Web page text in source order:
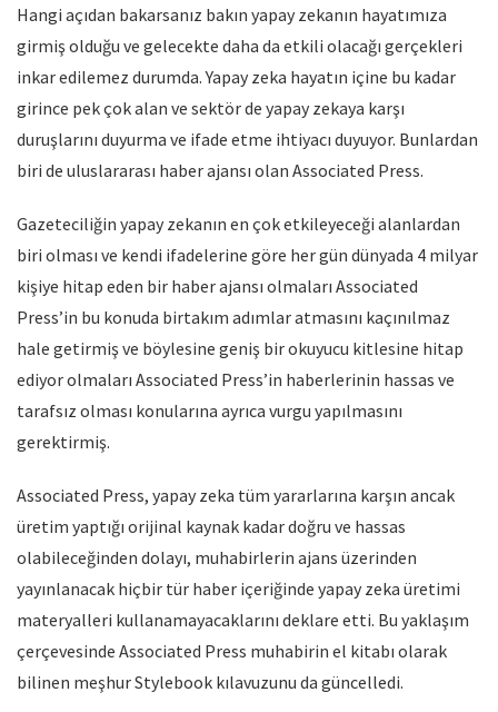
Hangi açıdan bakarsanız bakın yapay zekanın hayatımıza
girmiş olduğu ve gelecekte daha da etkili olacağı gerçekleri
inkar edilemez durumda. Yapay zeka hayatın içine bu kadar
girince pek çok alan ve sektör de yapay zekaya karşı
duruşlarını duyurma ve ifade etme ihtiyacı duyuyor. Bunlardan
biri de uluslararası haber ajansı olan Associated Press.
Gazeteciliğin yapay zekanın en çok etkileyeceği alanlardan
biri olması ve kendi ifadelerine göre her gün dünyada 4 milyar
kişiye hitap eden bir haber ajansı olmaları Associated
Press’in bu konuda birtakım adımlar atmasını kaçınılmaz
hale getirmiş ve böylesine geniş bir okuyucu kitlesine hitap
ediyor olmaları Associated Press’in haberlerinin hassas ve
tarafsız olması konularına ayrıca vurgu yapılmasını
gerektirmiş.
Associated Press, yapay zeka tüm yararlarına karşın ancak
üretim yaptığı orijinal kaynak kadar doğru ve hassas
olabileceğinden dolayı, muhabirlerin ajans üzerinden
yayınlanacak hiçbir tür haber içeriğinde yapay zeka üretimi
materyalleri kullanamayacaklarını deklare etti. Bu yaklaşım
çerçevesinde Associated Press muhabirin el kitabı olarak
bilinen meşhur Stylebook kılavuzunu da güncelledi.